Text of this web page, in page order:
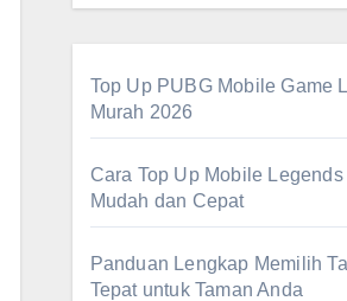
Top Up PUBG Mobile Game
Murah 2026
Cara Top Up Mobile
Mudah dan Cepat
Panduan Lengkap Memilih
Tepat untuk Taman Anda